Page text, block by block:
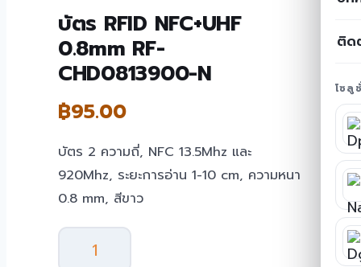
ติด
โซลู
บัตร RFID NFC+UHF
0.8mm RF-
CHD0813900-N
฿95.00
บัตร 2 ความถี่, NFC 13.5Mhz และ
920Mhz, ระยะการอ่าน 1-10 cm, ความหนา
0.8 mm, สีขาว
จำนวน